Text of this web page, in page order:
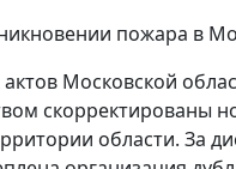
пожара в
Московской
скорректированы
области. За